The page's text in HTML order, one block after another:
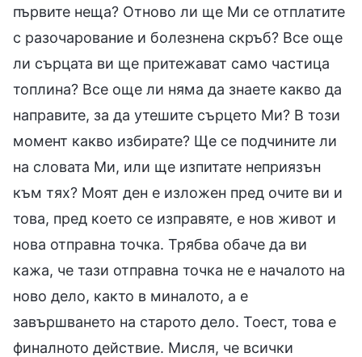
първите неща? Отново ли ще Ми се отплатите
с разочарование и болезнена скръб? Все още
ли сърцата ви ще притежават само частица
топлина? Все още ли няма да знаете какво да
направите, за да утешите сърцето Ми? В този
момент какво избирате? Ще се подчините ли
на словата Ми, или ще изпитате неприязън
към тях? Моят ден е изложен пред очите ви и
това, пред което се изправяте, е нов живот и
нова отправна точка. Трябва обаче да ви
кажа, че тази отправна точка не е началото на
ново дело, както в миналото, а е
завършването на старото дело. Тоест, това е
финалното действие. Мисля, че всички